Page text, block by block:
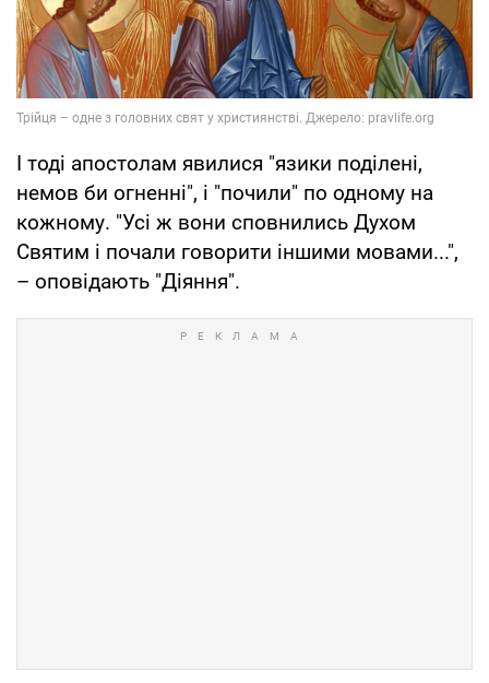
І тоді апостолам явилися "язики поділені,
немов би огненні", і "почили" по одному на
кожному. "Усі ж вони сповнились Духом
Святим і почали говорити іншими мовами...",
– оповідають "Діяння".